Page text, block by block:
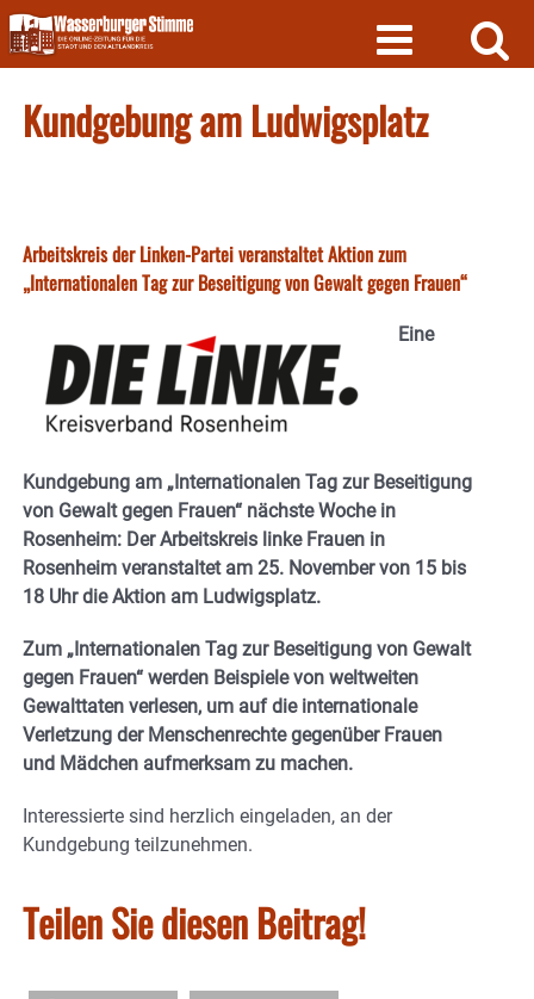
Skip
to
content
Kundgebung am Ludwigsplatz
Arbeitskreis der Linken-Partei veranstaltet Aktion zum
„Internationalen Tag zur Beseitigung von Gewalt gegen Frauen“
Eine
Kundgebung am „Internationalen Tag zur Beseitigung
von Gewalt gegen Frauen“ nächste Woche in
Rosenheim: Der Arbeitskreis linke Frauen in
Rosenheim veranstaltet am 25. November von 15 bis
18 Uhr die Aktion am Ludwigsplatz.
Zum „Internationalen Tag zur Beseitigung von Gewalt
gegen Frauen“ werden Beispiele von weltweiten
Gewalttaten verlesen, um auf die internationale
Verletzung der Menschenrechte gegenüber Frauen
und Mädchen aufmerksam zu machen.
Interessierte sind herzlich eingeladen, an der
Kundgebung teilzunehmen.
Teilen Sie diesen Beitrag!